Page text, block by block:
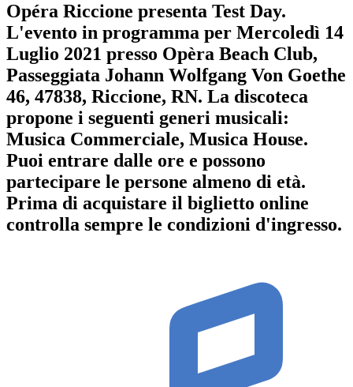
Opéra Riccione presenta Test Day.
L'evento in programma per Mercoledì 14
Luglio 2021 presso Opèra Beach Club,
Passeggiata Johann Wolfgang Von Goethe
46, 47838, Riccione, RN. La discoteca
propone i seguenti generi musicali:
Musica Commerciale, Musica House.
Puoi entrare dalle ore e possono
partecipare le persone almeno di età.
Prima di acquistare il biglietto online
controlla sempre le condizioni d'ingresso.